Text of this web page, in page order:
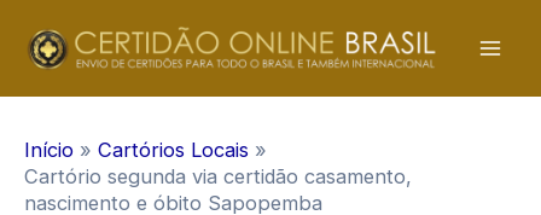
para
Início
Cartórios Locais
Cartório segunda via certidão casamento,
nascimento e óbito Sapopemba